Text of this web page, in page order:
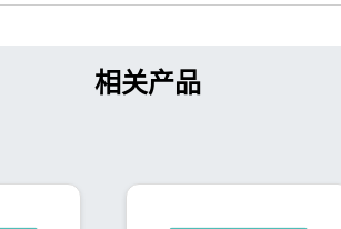
相关产品